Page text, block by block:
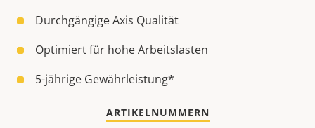
Durchgängige Axis Qualität
Optimiert für hohe Arbeitslasten
5-jährige Gewährleistung*
ARTIKELNUMMERN